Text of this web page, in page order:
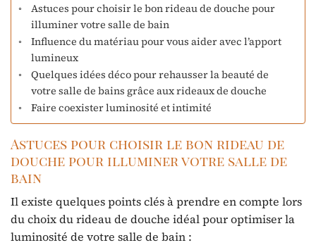
Astuces pour choisir le bon rideau de douche pour
illuminer votre salle de bain
Influence du matériau pour vous aider avec l’apport
lumineux
Quelques idées déco pour rehausser la beauté de
votre salle de bains grâce aux rideaux de douche
Faire coexister luminosité et intimité
Astuces pour choisir le bon rideau de
douche pour illuminer votre salle de
bain
Il existe quelques points clés à prendre en compte lors
du choix du rideau de douche idéal pour optimiser la
luminosité de votre salle de bain :